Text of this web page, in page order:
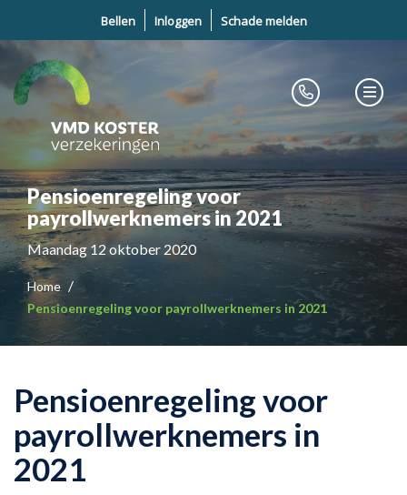
Bellen Inloggen Schade melden
Pensioenregeling voor
payrollwerknemers in 2021
Maandag 12 oktober 2020
Home
Pensioenregeling voor payrollwerknemers in 2021
Pensioenregeling voor
payrollwerknemers in
2021